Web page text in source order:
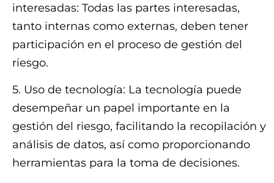
interesadas: Todas las partes interesadas,
tanto internas como externas, deben tener
participación en el proceso de gestión del
riesgo.
5. Uso de tecnología: La tecnología puede
desempeñar un papel importante en la
gestión del riesgo, facilitando la recopilación y
análisis de datos, así como proporcionando
herramientas para la toma de decisiones.